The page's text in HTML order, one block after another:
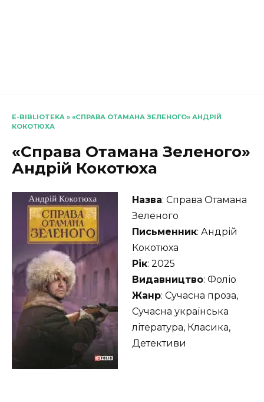
E-BIBLIOTEKA » «СПРАВА ОТАМАНА ЗЕЛЕНОГО» АНДРІЙ
КОКОТЮХА
«Справа Отамана Зеленого»
Андрій Кокотюха
Назва: Справа Отамана
Зеленого
Письменник: Андрій
Кокотюха
Рік: 2025
Видавництво: Фоліо
Жанр: Сучасна проза,
Сучасна українська
література, Класика,
Детективи